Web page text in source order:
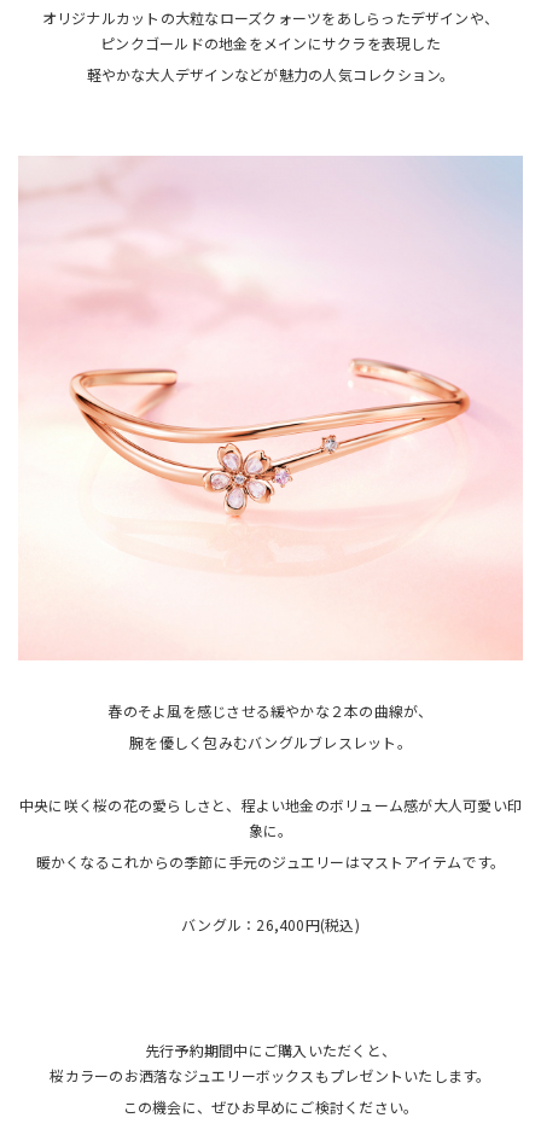
オリジナルカットの大粒なローズクォーツをあしらったデザインや、
ピンクゴールドの地金をメインにサクラを表現した
軽やかな大人デザインなどが魅力の人気コレクション。
春のそよ風を感じさせる緩やかな２本の曲線が、
腕を優しく包みむバングルブレスレット。
中央に咲く桜の花の愛らしさと、程よい地金のボリューム感が大人可愛い印
象に。
暖かくなるこれからの季節に手元のジュエリーはマストアイテムです。
バングル：26,400円(税込)
先行予約期間中にご購入いただくと、
桜カラーのお洒落なジュエリーボックスもプレゼントいたします。
この機会に、ぜひお早めにご検討ください。